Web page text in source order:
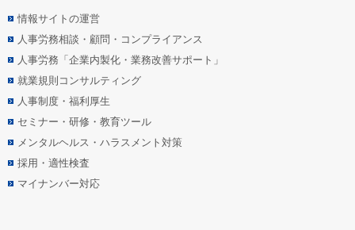
情報サイトの運営
人事労務相談・顧問・コンプライアンス
人事労務「企業内製化・業務改善サポート」
就業規則コンサルティング
人事制度・福利厚生
セミナー・研修・教育ツール
メンタルヘルス・ハラスメント対策
採用・適性検査
マイナンバー対応